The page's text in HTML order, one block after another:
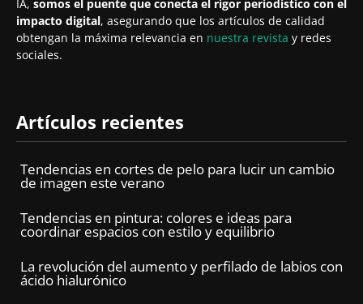
IA, somos el puente que conecta el rigor periodístico con el
impacto digital, asegurando que los artículos de calidad
obtengan la máxima relevancia en nuestra revista y redes
sociales.
Artículos recientes
Tendencias en cortes de pelo para lucir un cambio
de imagen este verano
Tendencias en pintura: colores e ideas para
coordinar espacios con estilo y equilibrio
La revolución del aumento y perfilado de labios con
ácido hialurónico